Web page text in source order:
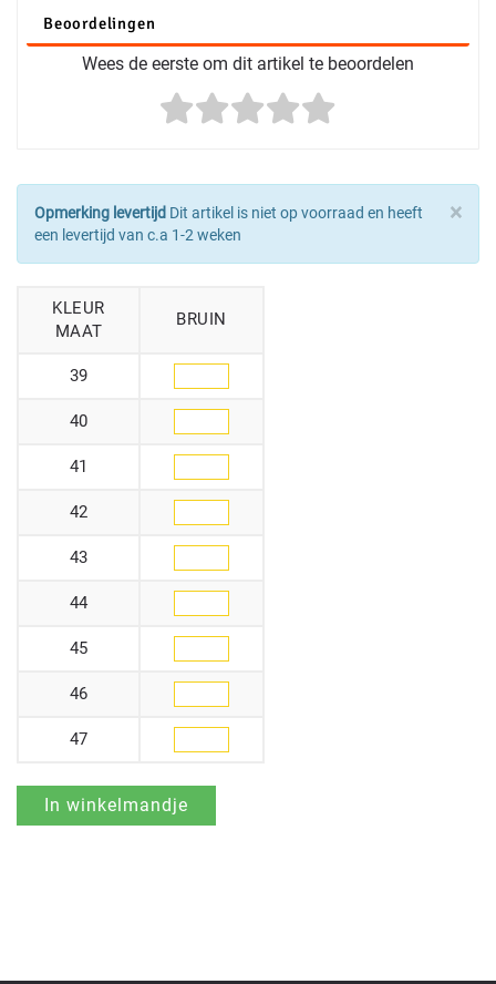
Beoordelingen
Wees de eerste om dit artikel te beoordelen
×
Opmerking levertijd Dit artikel is niet op voorraad en heeft
een levertijd van c.a 1-2 weken
KLEUR
MAAT
BRUIN
39
40
41
42
43
44
45
46
47